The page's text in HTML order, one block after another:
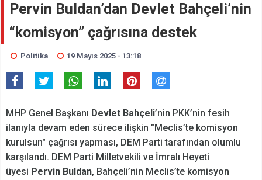
Pervin Buldan’dan Devlet Bahçeli’nin
“komisyon” çağrısına destek
Politika 19 Mayıs 2025 - 13:18
MHP Genel Başkanı Devlet Bahçeli’nin PKK’nin fesih
ilanıyla devam eden sürece ilişkin "Meclis’te komisyon
kurulsun" çağrısı yapması, DEM Parti tarafından olumlu
karşılandı. DEM Parti Milletvekili ve İmralı Heyeti
üyesi Pervin Buldan, Bahçeli’nin Meclis’te komisyon